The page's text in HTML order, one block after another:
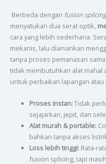
Berbeda dengan fusion splicing
menyatukan dua serat optik,
cara yang lebih sederhana.
mekanis, lalu diamankan
tanpa proses pemanasan
tidak membutuhkan alat mahal
untuk perbaikan lapangan
Proses instan:Tidak
sejajarkan, jepit, dan
Alat murah & portable:
bahkan tanpa akses
Loss lebih tinggi:Rata-
fusion splicing, tapi